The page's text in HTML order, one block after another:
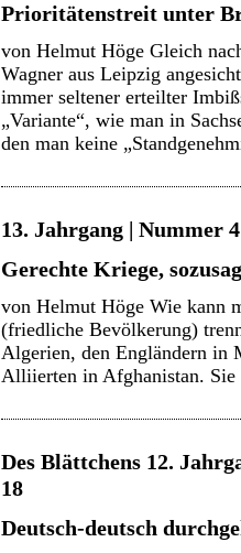
Prioritätenstreit unter
von Helmut Höge Gleich
Wagner aus Leipzig
immer seltener erteilter
„Variante“, wie man in
den man keine
13. Jahrgang | Nummer
Gerechte Kriege,
von Helmut Höge Wie kann
(friedliche Bevölkerung)
Algerien, den Engländern in
Alliierten in Afghanistan.
Des Blättchens 12.
18
Deutsch-deutsch